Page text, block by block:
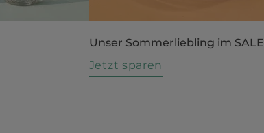
Unser Sommerliebling im SALE
Jetzt sparen